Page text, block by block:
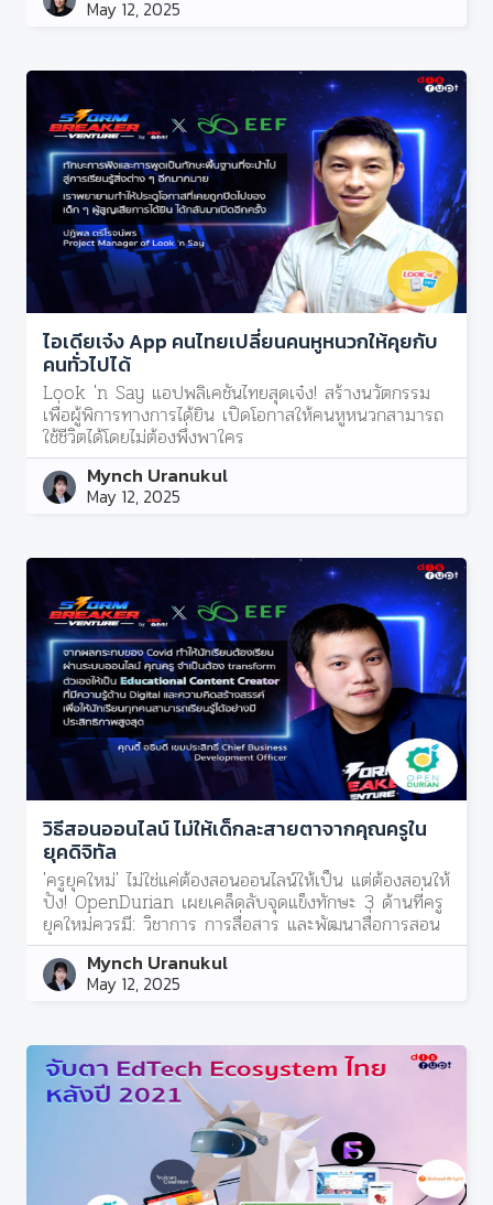
May 12, 2025
ไอเดียเจ๋ง App คนไทยเปลี่ยนคนหูหนวกให้คุยกับ
คนทั่วไปได้
Look 'n Say แอปพลิเคชันไทยสุดเจ๋ง! สร้างนวัตกรรม
เพื่อผู้พิการทางการได้ยิน เปิดโอกาสให้คนหูหนวกสามารถ
ใช้ชีวิตได้โดยไม่ต้องพึ่งพาใคร
Mynch Uranukul
May 12, 2025
วิธีสอนออนไลน์ ไม่ให้เด็กละสายตาจากคุณครูใน
ยุคดิจิทัล
'ครูยุคใหม่' ไม่ใช่แค่ต้องสอนออนไลน์ให้เป็น แต่ต้องสอนให้
ปัง! OpenDurian เผยเคล็ดลับจุดแข็งทักษะ 3 ด้านที่ครู
ยุคใหม่ควรมี: วิชาการ การสื่อสาร และพัฒนาสื่อการสอน
Mynch Uranukul
May 12, 2025